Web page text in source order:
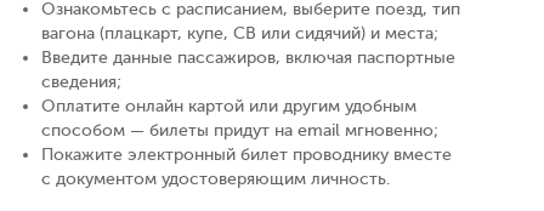
Ознакомьтесь с расписанием, выберите поезд, тип
вагона (плацкарт, купе, СВ или сидячий) и места;
Введите данные пассажиров, включая паспортные
сведения;
Оплатите онлайн картой или другим удобным
способом — билеты придут на email мгновенно;
Покажите электронный билет проводнику вместе
с документом удостоверяющим личность.